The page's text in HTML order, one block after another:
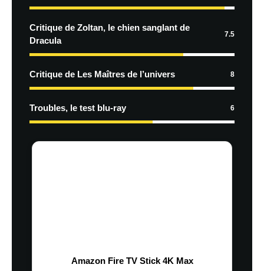
Critique de Zoltan, le chien sanglant de
Dracula
7.5
Critique de Les Maîtres de l’univers 8
Troubles, le test blu-ray 6
Amazon Fire TV Stick 4K Max